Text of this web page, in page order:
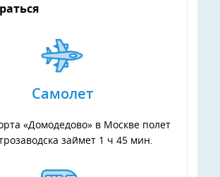
Самолет
«Домодедово» в Москве полет
займет 1 ч 45 мин.